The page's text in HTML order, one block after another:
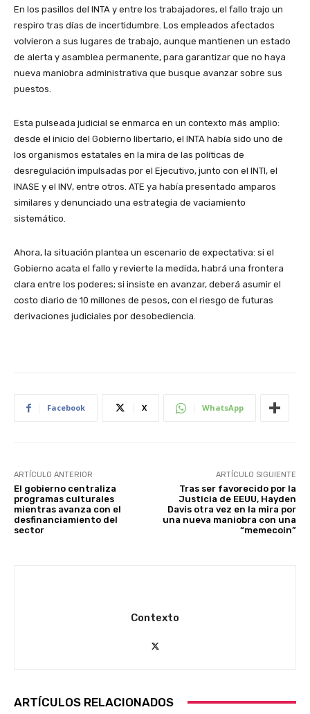
En los pasillos del INTA y entre los trabajadores, el fallo trajo un
respiro tras días de incertidumbre. Los empleados afectados
volvieron a sus lugares de trabajo, aunque mantienen un estado
de alerta y asamblea permanente, para garantizar que no haya
nueva maniobra administrativa que busque avanzar sobre sus
puestos.
Esta pulseada judicial se enmarca en un contexto más amplio:
desde el inicio del Gobierno libertario, el INTA había sido uno de
los organismos estatales en la mira de las políticas de
desregulación impulsadas por el Ejecutivo, junto con el INTI, el
INASE y el INV, entre otros. ATE ya había presentado amparos
similares y denunciado una estrategia de vaciamiento
sistemático.
Ahora, la situación plantea un escenario de expectativa: si el
Gobierno acata el fallo y revierte la medida, habrá una frontera
clara entre los poderes; si insiste en avanzar, deberá asumir el
costo diario de 10 millones de pesos, con el riesgo de futuras
derivaciones judiciales por desobediencia.
Facebook X WhatsApp
ARTÍCULO ANTERIOR
El gobierno centraliza
programas culturales
mientras avanza con el
desfinanciamiento del
sector
ARTÍCULO SIGUIENTE
Tras ser favorecido por la
Justicia de EEUU, Hayden
Davis otra vez en la mira por
una nueva maniobra con una
“memecoin”
Contexto
ARTÍCULOS RELACIONADOS